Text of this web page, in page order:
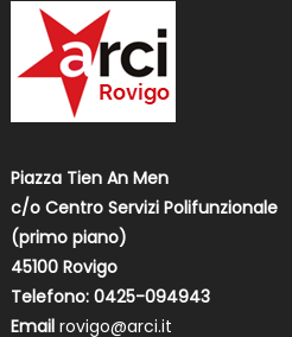
Piazza Tien An Men
c/o Centro Servizi Polifunzionale
(primo piano)
45100 Rovigo
Telefono: 0425-094943
Email rovigo@arci.it